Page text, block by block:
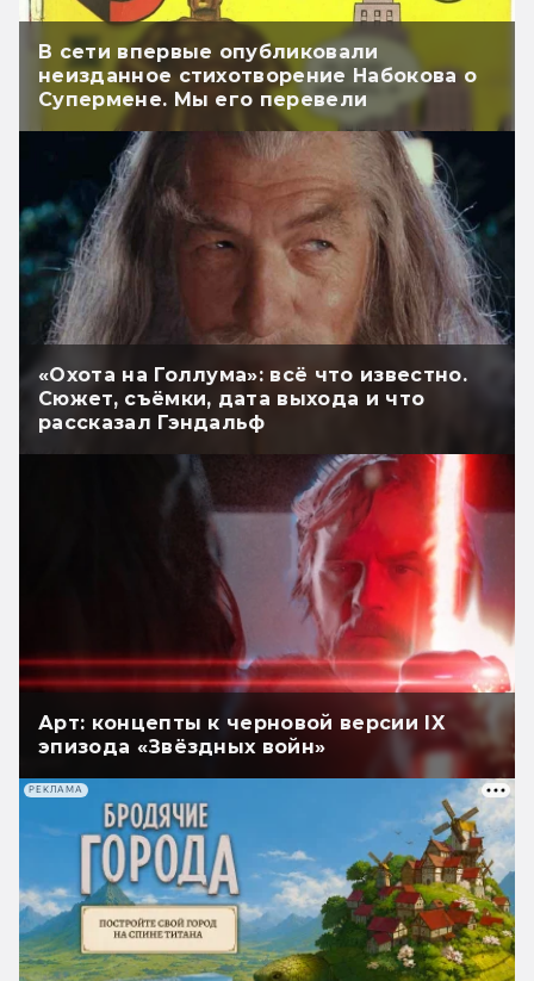
В сети впервые опубликовали
неизданное стихотворение Набокова о
Супермене. Мы его перевели
«Охота на Голлума»: всё что известно.
Сюжет, съёмки, дата выхода и что
рассказал Гэндальф
Арт: концепты к черновой версии IX
эпизода «Звёздных войн»
РЕКЛАМА